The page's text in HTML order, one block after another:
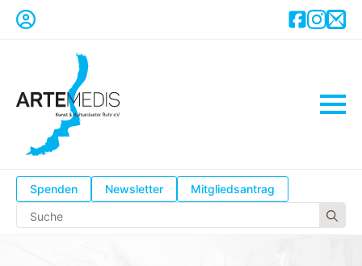
Spenden Newsletter Mitgliedsantrag